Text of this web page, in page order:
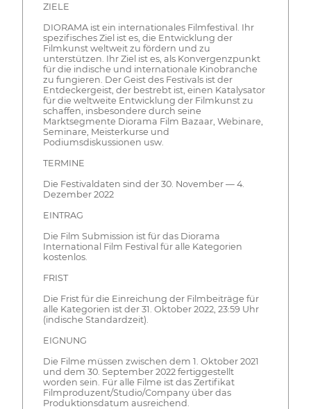
ZIELE
DIORAMA ist ein internationales Filmfestival. Ihr
spezifisches Ziel ist es, die Entwicklung der
Filmkunst weltweit zu fördern und zu
unterstützen. Ihr Ziel ist es, als Konvergenzpunkt
für die indische und internationale Kinobranche
zu fungieren. Der Geist des Festivals ist der
Entdeckergeist, der bestrebt ist, einen Katalysator
für die weltweite Entwicklung der Filmkunst zu
schaffen, insbesondere durch seine
Marktsegmente Diorama Film Bazaar, Webinare,
Seminare, Meisterkurse und
Podiumsdiskussionen usw.
TERMINE
Die Festivaldaten sind der 30. November — 4.
Dezember 2022
EINTRAG
Die Film Submission ist für das Diorama
International Film Festival für alle Kategorien
kostenlos.
FRIST
Die Frist für die Einreichung der Filmbeiträge für
alle Kategorien ist der 31. Oktober 2022, 23:59 Uhr
(indische Standardzeit).
EIGNUNG
Die Filme müssen zwischen dem 1. Oktober 2021
und dem 30. September 2022 fertiggestellt
worden sein. Für alle Filme ist das Zertifikat
Filmproduzent/Studio/Company über das
Produktionsdatum ausreichend.